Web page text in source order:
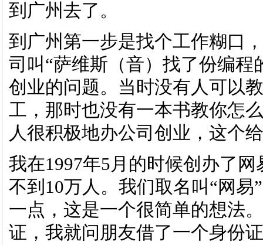
到广州去了。
到广州第一步是找个工作糊口
司叫“萨维斯（音）找了份编
创业的问题。当时没有人可以
工，那时也没有一本书教你怎
人很积极地办公司创业，这个
我在1997年5月的时候创办了
不到10万人。我们取名叫“网
一点，这是一个很简单的想法
证，我就问朋友借了一个身份